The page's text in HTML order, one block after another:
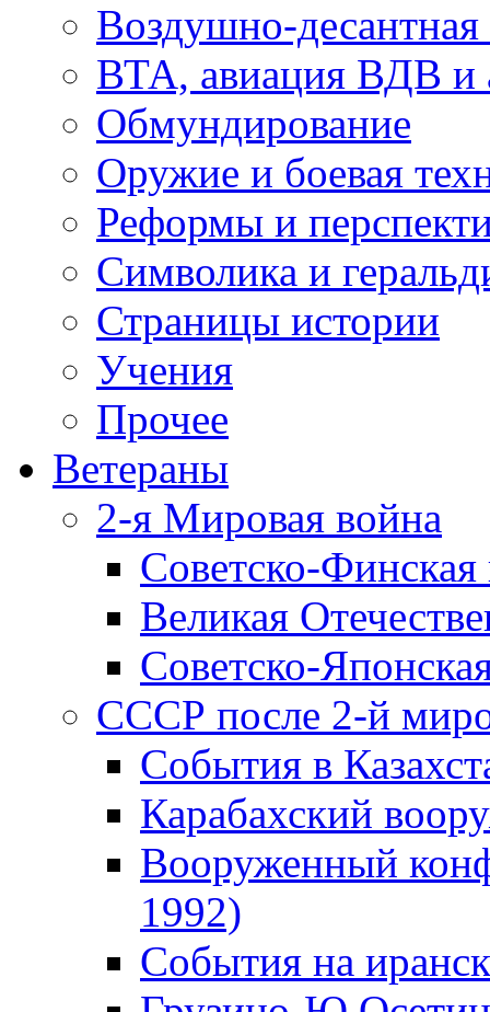
Воздушно-десантная
ВТА, авиация ВДВ и
Обмундирование
Оружие и боевая
Реформы и
Символика и
Страницы истории
Учения
Прочее
Ветераны
2-я Мировая война
Советско-
Великая
Советско-
СССР после 2-й
События в
Карабахский
Вооруженный
1992)
События на